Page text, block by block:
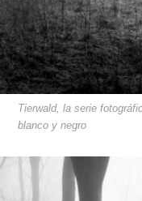
Tierwald, la serie
blanco y negro